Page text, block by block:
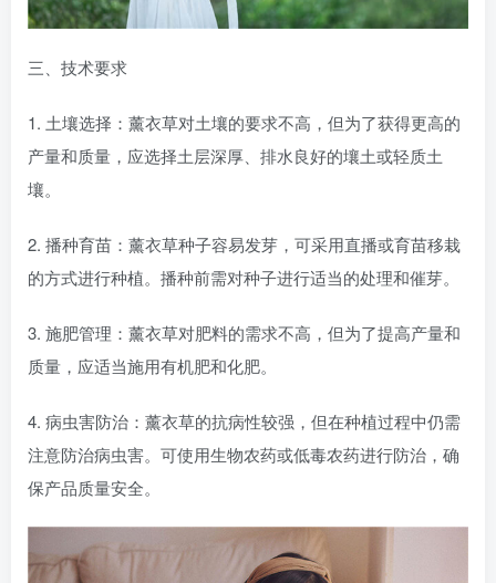
三、技术要求
1. 土壤选择：薰衣草对土壤的要求不高，但为了获得更高的
产量和质量，应选择土层深厚、排水良好的壤土或轻质土
壤。
2. 播种育苗：薰衣草种子容易发芽，可采用直播或育苗移栽
的方式进行种植。播种前需对种子进行适当的处理和催芽。
3. 施肥管理：薰衣草对肥料的需求不高，但为了提高产量和
质量，应适当施用有机肥和化肥。
4. 病虫害防治：薰衣草的抗病性较强，但在种植过程中仍需
注意防治病虫害。可使用生物农药或低毒农药进行防治，确
保产品质量安全。